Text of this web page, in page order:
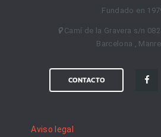
Fundado en
Camí de la Gravera s/n
Barcelona ,
CONTACTO
Aviso legal